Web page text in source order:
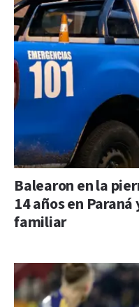
Balearon en la
14 años en
familiar